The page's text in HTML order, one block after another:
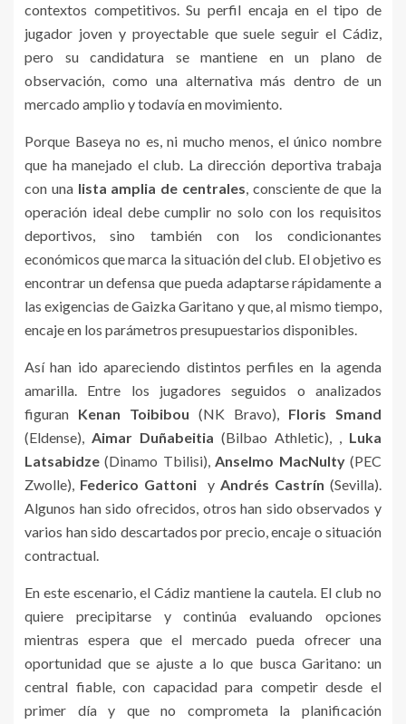
contextos competitivos. Su perfil encaja en el tipo de
jugador joven y proyectable que suele seguir el Cádiz,
pero su candidatura se mantiene en un plano de
observación, como una alternativa más dentro de un
mercado amplio y todavía en movimiento.
Porque Baseya no es, ni mucho menos, el único nombre
que ha manejado el club. La dirección deportiva trabaja
con una lista amplia de centrales, consciente de que la
operación ideal debe cumplir no solo con los requisitos
deportivos, sino también con los condicionantes
económicos que marca la situación del club. El objetivo es
encontrar un defensa que pueda adaptarse rápidamente a
las exigencias de Gaizka Garitano y que, al mismo tiempo,
encaje en los parámetros presupuestarios disponibles.
Así han ido apareciendo distintos perfiles en la agenda
amarilla. Entre los jugadores seguidos o analizados
figuran Kenan Toibibou (NK Bravo), Floris Smand
(Eldense), Aimar Duñabeitia (Bilbao Athletic), , Luka
Latsabidze (Dinamo Tbilisi),Anselmo MacNulty(PEC
Zwolle), Federico Gattoni y Andrés Castrín (Sevilla).
Algunos han sido ofrecidos, otros han sido observados y
varios han sido descartados por precio, encaje o situación
contractual.
En este escenario, el Cádiz mantiene la cautela. El club no
quiere precipitarse y continúa evaluando opciones
mientras espera que el mercado pueda ofrecer una
oportunidad que se ajuste a lo que busca Garitano: un
central fiable, con capacidad para competir desde el
primer día y que no comprometa la planificación